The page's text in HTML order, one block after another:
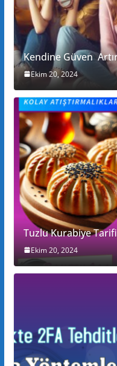
Kendine Güven
Ekim 20, 2024
Tuzlu Kurabiye Tarifi
Ekim 20, 2024